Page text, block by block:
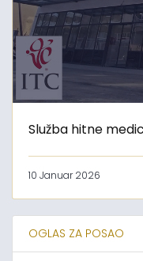
Služba hitne
10 Januar 2026
OGLAS ZA POSAO